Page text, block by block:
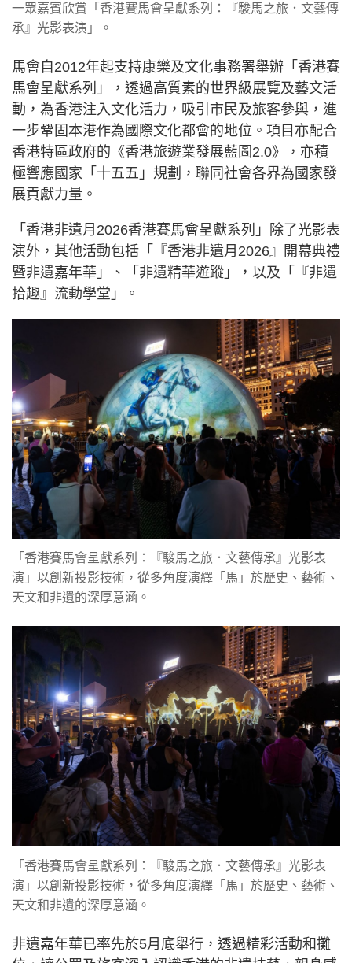
一眾嘉賓欣賞「香港賽馬會呈獻系列：『駿馬之旅．文藝傳
承』光影表演」。
馬會自2012年起支持康樂及文化事務署舉辦「香港賽
馬會呈獻系列」，透過高質素的世界級展覽及藝文活
動，為香港注入文化活力，吸引市民及旅客參與，進
一步鞏固本港作為國際文化都會的地位。項目亦配合
香港特區政府的《香港旅遊業發展藍圖2.0》，亦積
極響應國家「十五五」規劃，聯同社會各界為國家發
展貢獻力量。
「香港非遺月2026香港賽馬會呈獻系列」除了光影表
演外，其他活動包括「『香港非遺月2026』開幕典禮
暨非遺嘉年華」、「非遺精華遊蹤」，以及「『非遺
拾趣』流動學堂」。
「香港賽馬會呈獻系列：『駿馬之旅．文藝傳承』光影表
演」以創新投影技術，從多角度演繹「馬」於歷史、藝術、
天文和非遺的深厚意涵。
「香港賽馬會呈獻系列：『駿馬之旅．文藝傳承』光影表
演」以創新投影技術，從多角度演繹「馬」於歷史、藝術、
天文和非遺的深厚意涵。
非遺嘉年華已率先於5月底舉行，透過精彩活動和攤